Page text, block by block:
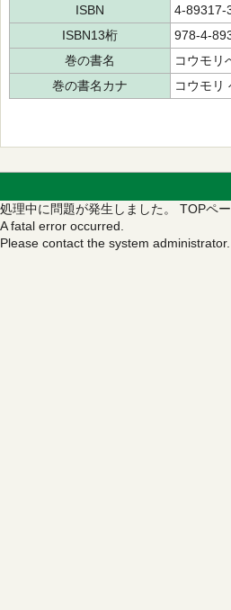
ISBN
4-89317-
ISBN13桁
978-4-
巻の書名
コウモリ
巻の書名カナ
コウモリ
処理中に問題が発生しました。 TOPペ
A fatal error occurred.
Please contact the system administrator.